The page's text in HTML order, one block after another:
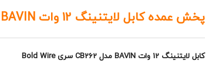
پخش عمده کابل لایتنینگ 12 وات BAVIN مدل CB262 سری Bold Wire
کابل لایتنینگ 12 وات BAVIN مدل CB262 سری Bold Wire